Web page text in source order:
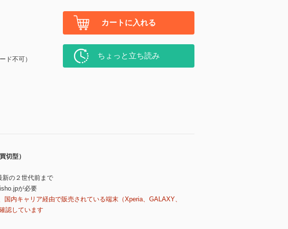
ド不可）
カートに入れる
ちょっと立ち読み
切型）
新の２世代前まで
が必要
内キャリア経由で販売されている端末（Xperia、GALAXY、
認しています